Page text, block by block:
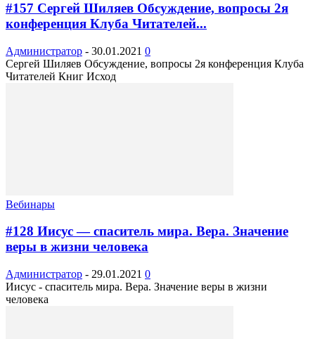
#157 Сергей Шиляев Обсуждение, вопросы 2я
конференция Клуба Читателей...
Администратор - 30.01.2021 0
Сергей Шиляев Обсуждение, вопросы 2я конференция Клуба
Читателей Книг Исход
Вебинары
#128 Иисус — спаситель мира. Вера. Значение
веры в жизни человека
Администратор - 29.01.2021 0
Иисус - спаситель мира. Вера. Значение веры в жизни
человека